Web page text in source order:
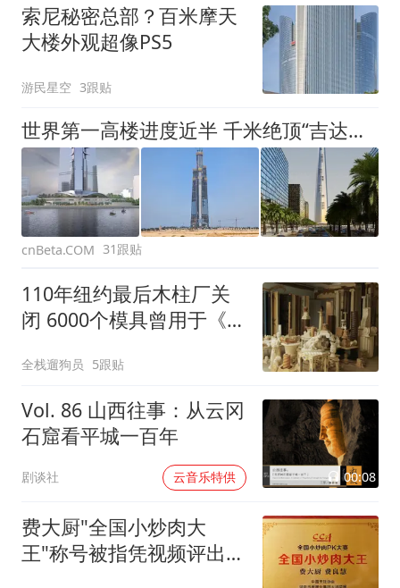
索尼秘密总部？百米摩天
大楼外观超像PS5
游民星空 3跟贴
世界第一高楼进度近半 千米绝顶“吉达塔”加速拔升
cnBeta.COM 31跟贴
110年纽约最后木柱厂关
闭 6000个模具曾用于《教
全栈遛狗员 5跟贴
Vol. 86 山西往事：从云冈
石窟看平城一百年
剧谈社 云音乐特供 00:08
费大厨"全国小炒肉大
王"称号被指凭视频评出